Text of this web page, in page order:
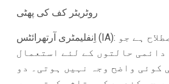
روٹریٹر کف کی پھٹی
اِنفلیمٹری آرتھرائٹس (IA): یہ ایک مجموعی اصطلاح ہے جو
دائمی حالتوں کے لئے استعمال
کوئی واضح وجہ نہیں ہوتی۔ دو